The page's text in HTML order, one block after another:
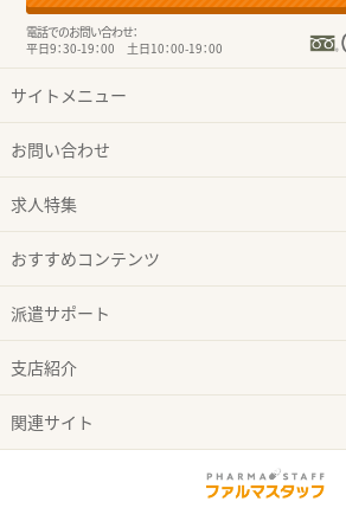
電話でのお問い合わせ：
平日9：30-19：00 土日10：00-19：00
サイトメニュー
お問い合わせ
求人特集
おすすめコンテンツ
派遣サポート
支店紹介
関連サイト